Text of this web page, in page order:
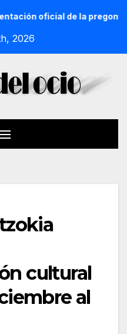
oficial de la pregonera y
2026
cultural
al